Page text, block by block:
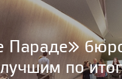
Параде»
по